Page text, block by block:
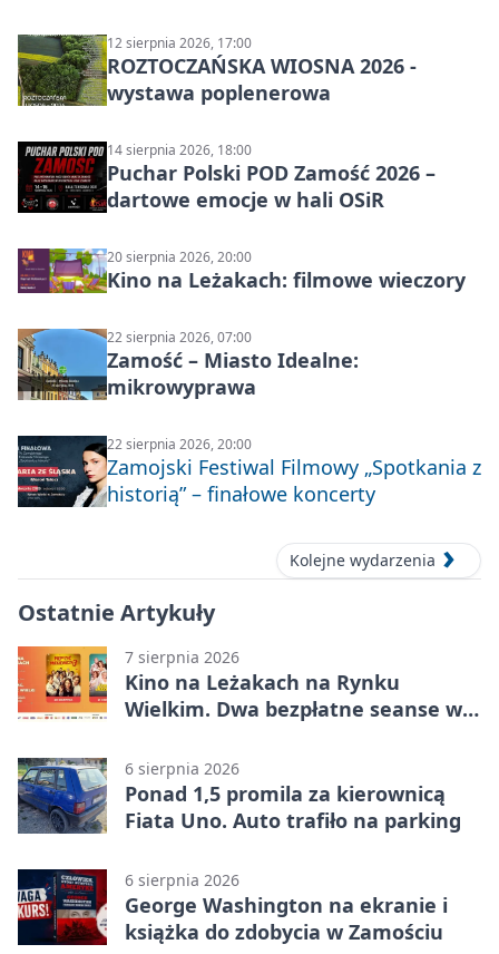
12 sierpnia 2026, 17:00
ROZTOCZAŃSKA WIOSNA 2026 -
wystawa poplenerowa
14 sierpnia 2026, 18:00
Puchar Polski POD Zamość 2026 –
dartowe emocje w hali OSiR
20 sierpnia 2026, 20:00
Kino na Leżakach: filmowe wieczory
22 sierpnia 2026, 07:00
Zamość – Miasto Idealne:
mikrowyprawa
22 sierpnia 2026, 20:00
Zamojski Festiwal Filmowy „Spotkania z
historią” – finałowe koncerty
Kolejne wydarzenia
Ostatnie Artykuły
7 sierpnia 2026
Kino na Leżakach na Rynku
Wielkim. Dwa bezpłatne seanse w
6 sierpnia 2026
Ponad 1,5 promila za kierownicą
Fiata Uno. Auto trafiło na parking
6 sierpnia 2026
George Washington na ekranie i
książka do zdobycia w Zamościu